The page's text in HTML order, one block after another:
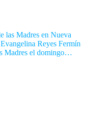
las Madres en Nueva
Reyes Fermín
Madres el domingo…